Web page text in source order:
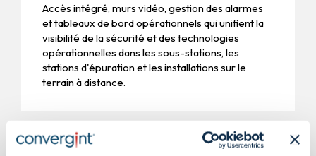
Accès intégré, murs vidéo, gestion des alarmes
et tableaux de bord opérationnels qui unifient la
visibilité de la sécurité et des technologies
opérationnelles dans les sous-stations, les
stations d'épuration et les installations sur le
terrain à distance.